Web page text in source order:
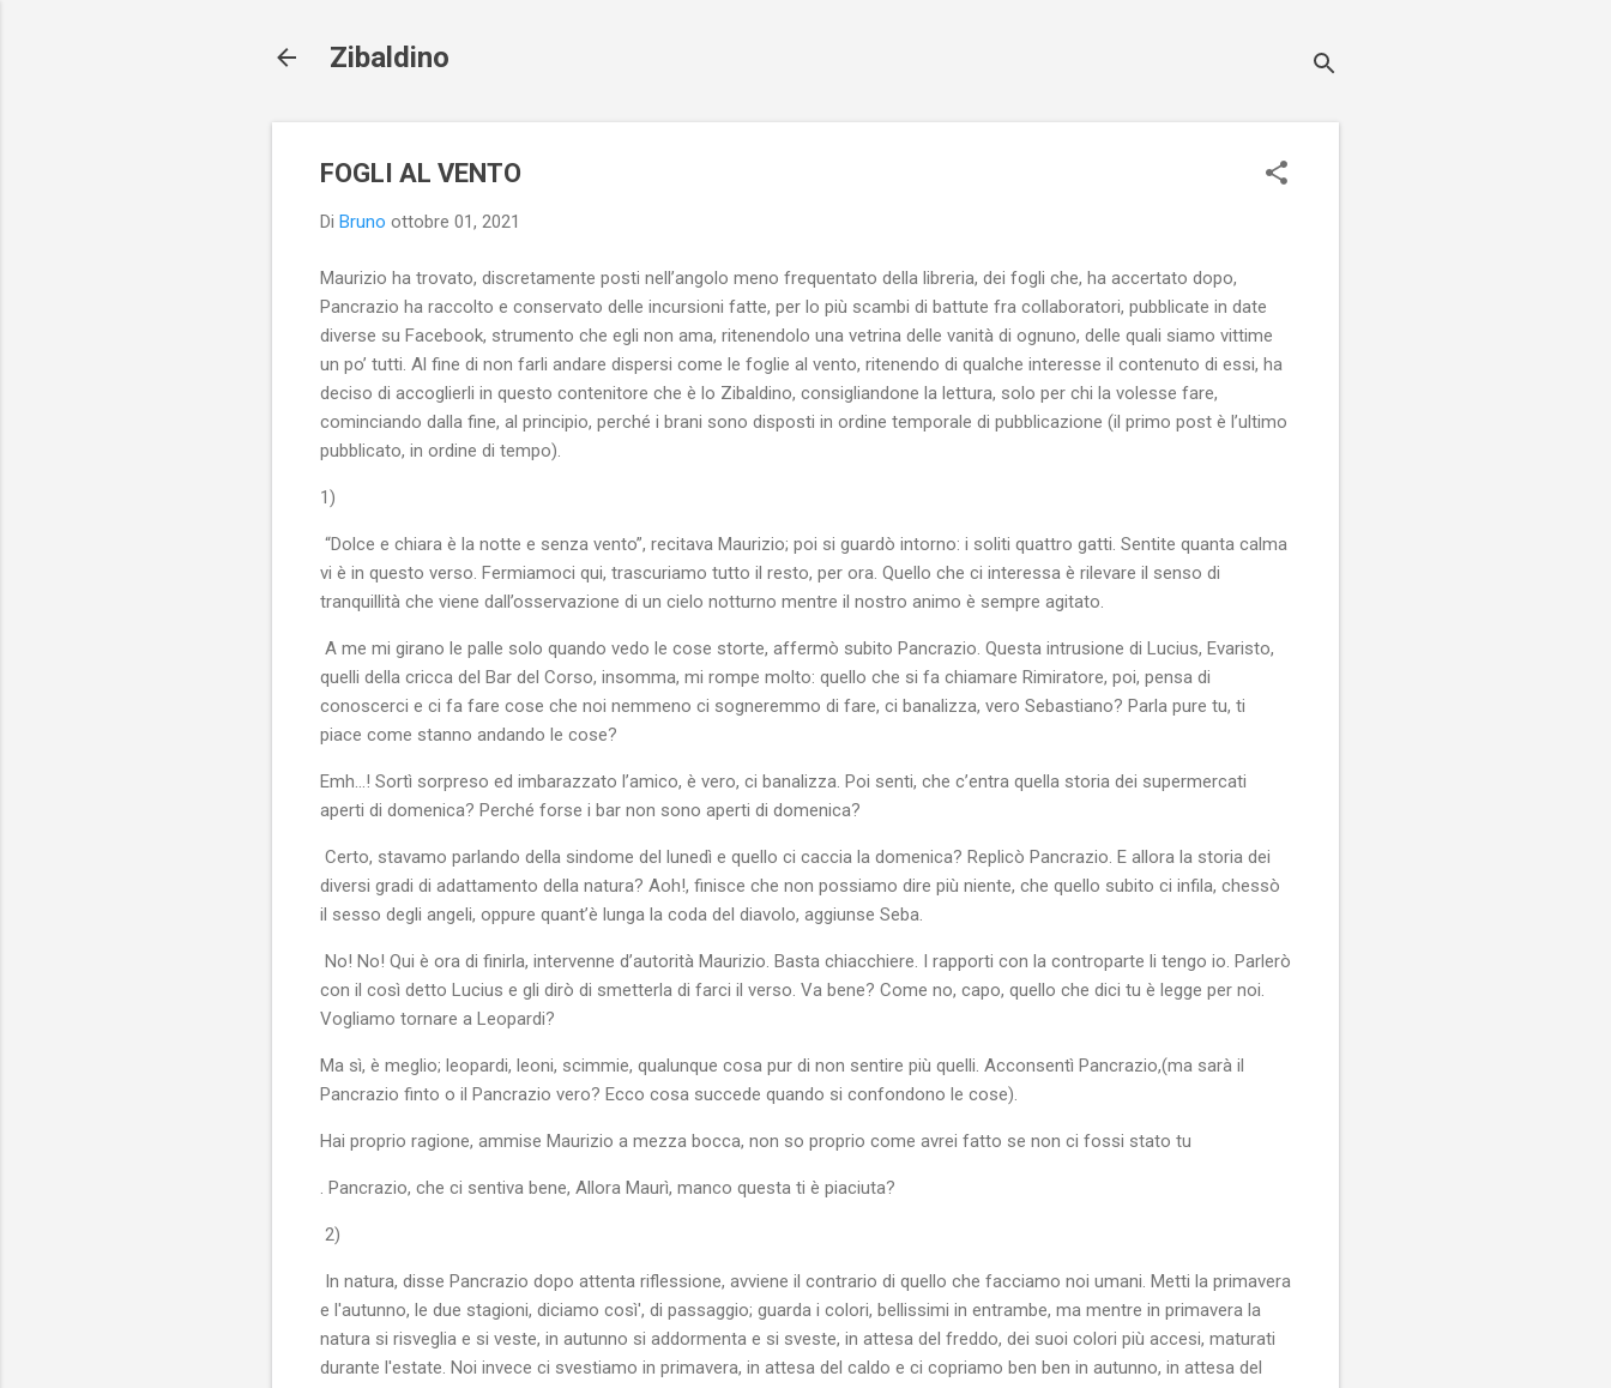
Zibaldino
FOGLI AL VENTO
Di Bruno ottobre 01, 2021
Maurizio ha trovato, discretamente posti nell’angolo meno frequentato della libreria, dei fogli che, ha accertato dopo,
Pancrazio ha raccolto e conservato delle incursioni fatte, per lo più scambi di battute fra collaboratori, pubblicate in date
diverse su Facebook, strumento che egli non ama, ritenendolo una vetrina delle vanità di ognuno, delle quali siamo vittime
un po’ tutti. Al fine di non farli andare dispersi come le foglie al vento, ritenendo di qualche interesse il contenuto di essi, ha
deciso di accoglierli in questo contenitore che è lo Zibaldino, consigliandone la lettura, solo per chi la volesse fare,
cominciando dalla fine, al principio, perché i brani sono disposti in ordine temporale di pubblicazione (il primo post è l’ultimo
pubblicato, in ordine di tempo).
1)
“Dolce e chiara è la notte e senza vento”, recitava Maurizio; poi si guardò intorno: i soliti quattro gatti. Sentite quanta calma
vi è in questo verso. Fermiamoci qui, trascuriamo tutto il resto, per ora. Quello che ci interessa è rilevare il senso di
tranquillità che viene dall’osservazione di un cielo notturno mentre il nostro animo è sempre agitato.
A me mi girano le palle solo quando vedo le cose storte, affermò subito Pancrazio. Questa intrusione di Lucius, Evaristo,
quelli della cricca del Bar del Corso, insomma, mi rompe molto: quello che si fa chiamare Rimiratore, poi, pensa di
conoscerci e ci fa fare cose che noi nemmeno ci sogneremmo di fare, ci banalizza, vero Sebastiano? Parla pure tu, ti
piace come stanno andando le cose?
Emh…! Sortì sorpreso ed imbarazzato l’amico, è vero, ci banalizza. Poi senti, che c’entra quella storia dei supermercati
aperti di domenica? Perché forse i bar non sono aperti di domenica?
Certo, stavamo parlando della sindome del lunedì e quello ci caccia la domenica? Replicò Pancrazio. E allora la storia dei
diversi gradi di adattamento della natura? Aoh!, finisce che non possiamo dire più niente, che quello subito ci infila, chessò
il sesso degli angeli, oppure quant’è lunga la coda del diavolo, aggiunse Seba.
No! No! Qui è ora di finirla, intervenne d’autorità Maurizio. Basta chiacchiere. I rapporti con la controparte li tengo io. Parlerò
con il così detto Lucius e gli dirò di smetterla di farci il verso. Va bene? Come no, capo, quello che dici tu è legge per noi.
Vogliamo tornare a Leopardi?
Ma sì, è meglio; leopardi, leoni, scimmie, qualunque cosa pur di non sentire più quelli. Acconsentì Pancrazio,(ma sarà il
Pancrazio finto o il Pancrazio vero? Ecco cosa succede quando si confondono le cose).
Hai proprio ragione, ammise Maurizio a mezza bocca, non so proprio come avrei fatto se non ci fossi stato tu
. Pancrazio, che ci sentiva bene, Allora Maurì, manco questa ti è piaciuta?
2)
In natura, disse Pancrazio dopo attenta riflessione, avviene il contrario di quello che facciamo noi umani. Metti la primavera
e l'autunno, le due stagioni, diciamo così', di passaggio; guarda i colori, bellissimi in entrambe, ma mentre in primavera la
natura si risveglia e si veste, in autunno si addormenta e si sveste, in attesa del freddo, dei suoi colori più accesi, maturati
durante l'estate. Noi invece ci svestiamo in primavera, in attesa del caldo e ci copriamo ben ben in autunno, in attesa del